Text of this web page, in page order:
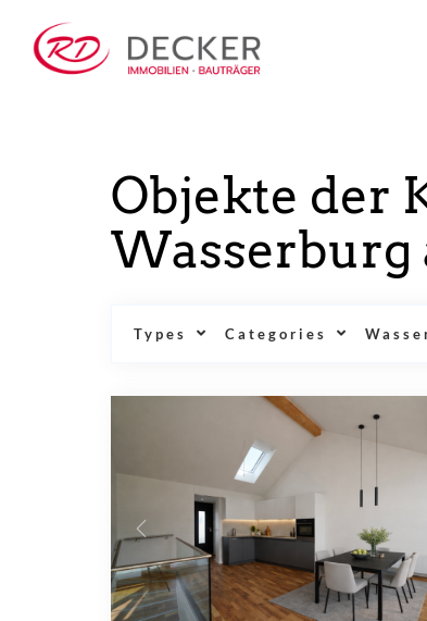
Kaufen
Objekte der
Wasserburg
Types Categories
Previous